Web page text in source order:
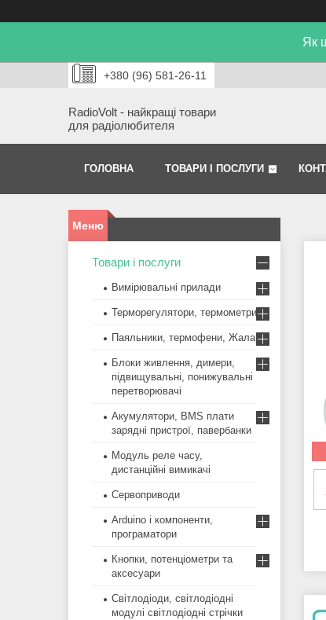
Як
+380 (96) 581-26-11
RadioVolt - найкращі товари
для радіолюбителя
ГОЛОВНА ТОВАРИ І ПОСЛУГИ
Товари і послуги
Вимірювальні прилади
Терморегулятори, термометри
Паяльники, термофени, Жала
Блоки живлення, димери,
підвищувальні, понижувальні
перетворювачі
Акумулятори, BMS плати
зарядні пристрої, павербанки
Модуль реле часу,
дистанційні вимикачі
Сервоприводи
Arduino і компоненти,
програматори
Кнопки, потенціометри та
аксесуари
Світлодіоди, світлодіодні
модулі світлодіодні стрічки